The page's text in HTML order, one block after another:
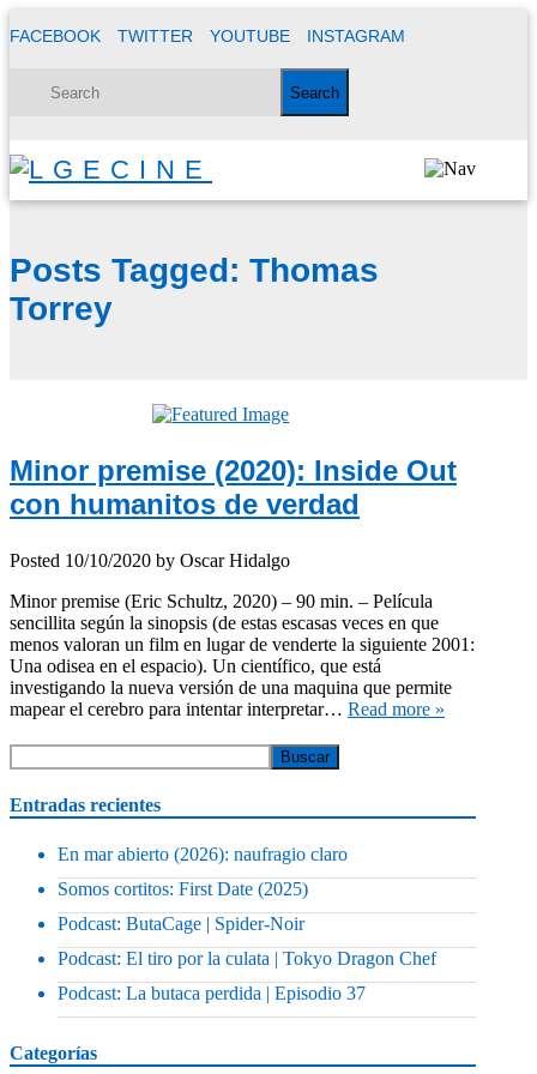
FACEBOOK TWITTER YOUTUBE INSTAGRAM
Posts Tagged: Thomas
Torrey
Minor premise (2020): Inside Out
con humanitos de verdad
Posted 10/10/2020 by Oscar Hidalgo
Minor premise (Eric Schultz, 2020) – 90 min. – Película
sencillita según la sinopsis (de estas escasas veces en que
menos valoran un film en lugar de venderte la siguiente 2001:
Una odisea en el espacio). Un científico, que está
investigando la nueva versión de una maquina que permite
mapear el cerebro para intentar interpretar… Read more »
Entradas recientes
En mar abierto (2026): naufragio claro
Somos cortitos: First Date (2025)
Podcast: ButaCage | Spider-Noir
Podcast: El tiro por la culata | Tokyo Dragon Chef
Podcast: La butaca perdida | Episodio 37
Categorías